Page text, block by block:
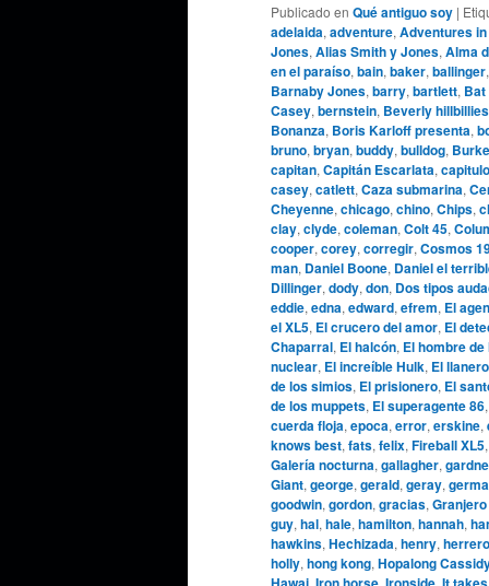
Publicado en Qué antiguo soy |
adelaida, adventure, Adventures
Jones, Alias Smith y Jones, Alma
en el paraíso, bain, baker, ballinger,
Barnaby Jones, barry, bartlett,
Casey, bernstein, Beverly hillbillies
Bonanza, Boris Karloff presenta,
bruno, bryan, buddy, bulldog,
capitan, Capitán Escarlata, capitulo
casey, catlett, Caza submarina,
Cheyenne, chicago, chino, Chips,
clay, clyde, coleman, Colt 45,
cooper, corey, corregir, Cosmos
man, Daniel Boone, Daniel el
Dillinger, dody, don, Dos tipos
eddie, edna, edward, efrem, El
el XL5, El crucero del amor, El
Chaparral, El halcón, El hombre
nuclear, El increíble Hulk, El
de los simios, El prisionero, El
de los muppets, El superagente 86,
cuerda floja, epoca, error, erskine,
knows best, fats, felix, Fireball XL5,
Galería nocturna, gallagher,
Giant, george, gerald, geray,
goodwin, gordon, gracias,
guy, hal, hale, hamilton, hannah,
hawkins, Hechizada, henry, herrero
holly, hong kong, Hopalong
, , ,